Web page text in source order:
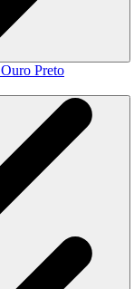
Ouro Preto